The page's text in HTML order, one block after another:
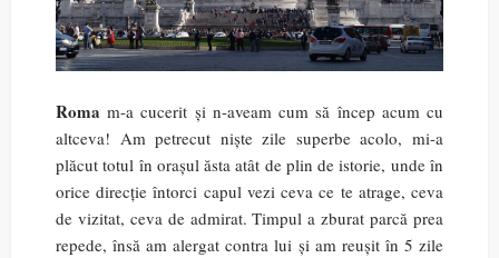
Roma m-a cucerit și n-aveam cum să încep acum cu
altceva! Am petrecut niște zile superbe acolo, mi-a
plăcut totul în orașul ăsta atât de plin de istorie, unde în
orice direcție întorci capul vezi ceva ce te atrage, ceva
de vizitat, ceva de admirat. Timpul a zburat parcă prea
repede, însă am alergat contra lui și am reușit în 5 zile